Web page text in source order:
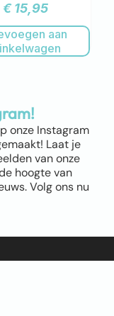
€15,95
aan
onze Instagram
Laat je
van onze
hoogte van
Volg ons nu